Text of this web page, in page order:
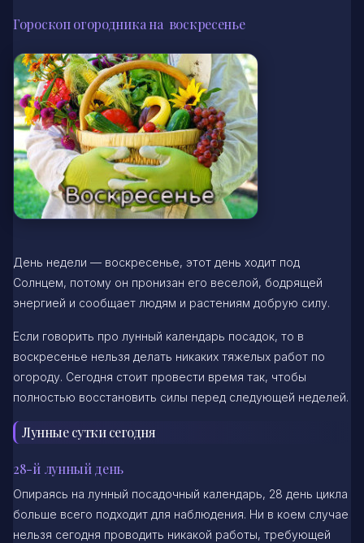
Гороскоп огородника на воскресенье
День недели — воскресенье, этот день ходит под
Солнцем, потому он пронизан его веселой, бодрящей
энергией и сообщает людям и растениям добрую силу.
Если говорить про лунный календарь посадок, то в
воскресенье нельзя делать никаких тяжелых работ по
огороду. Сегодня стоит провести время так, чтобы
полностью восстановить силы перед следующей неделей.
Лунные сутки сегодня
28-й лунный день
Опираясь на лунный посадочный календарь, 28 день цикла
больше всего подходит для наблюдения. Ни в коем случае
нельзя сегодня проводить никакой работы, требующей